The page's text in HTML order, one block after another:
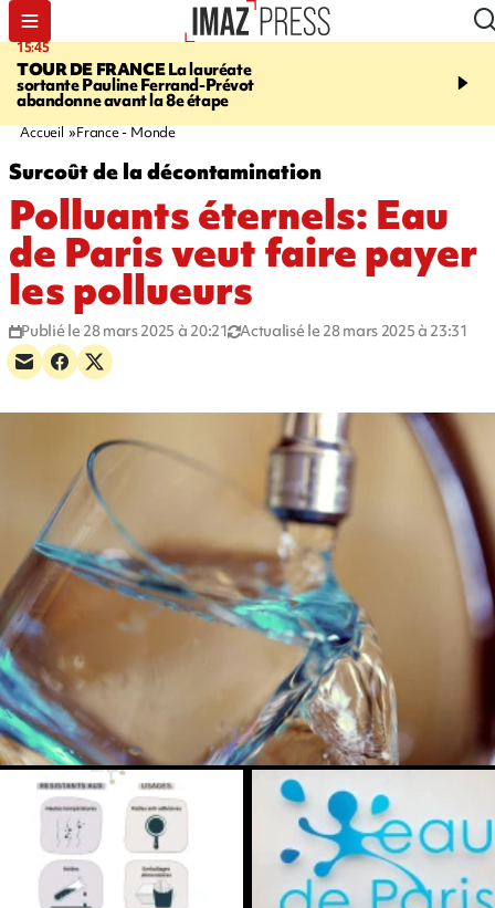
15:45
TOUR DE FRANCELa lauréate
sortante Pauline Ferrand-Prévot
abandonne avant la 8e étape
20:17
routière, concours de
Accueil France - Monde
Surcoût de la décontamination
Polluants éternels: Eau
de Paris veut faire payer
les pollueurs
Publié le 28 mars 2025 à 20:21 Actualisé le 28 mars 2025 à 23:31